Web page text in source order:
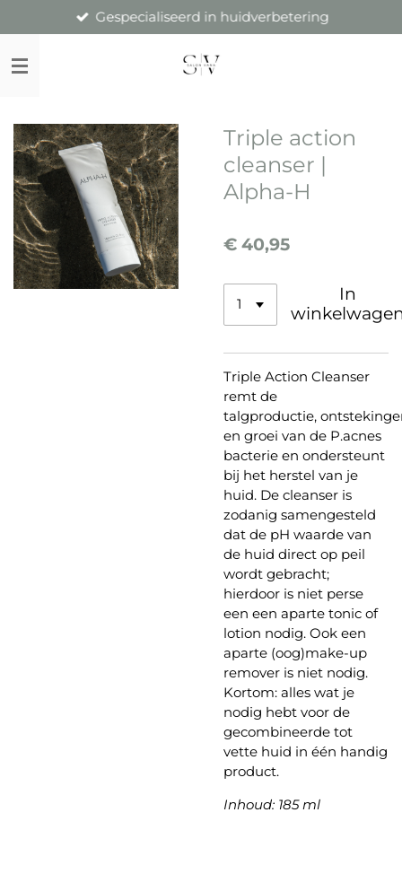
direct
naar
de
Gespecialiseerd in huidverbetering
Triple action
cleanser |
Alpha-H
€ 40,95
In
Triple Action Cleanser
remt de
talgproductie,
en groei van de P.acnes
bacterie en ondersteunt
bij het herstel van je
huid. De cleanser is
zodanig samengesteld
dat de pH waarde van
de huid direct op peil
wordt gebracht;
hierdoor is niet perse
een een aparte tonic of
lotion nodig. Ook een
aparte (oog)make-up
remover is niet nodig.
Kortom: alles wat je
nodig hebt voor de
gecombineerde tot
vette huid in één handig
product.
Inhoud: 185 ml